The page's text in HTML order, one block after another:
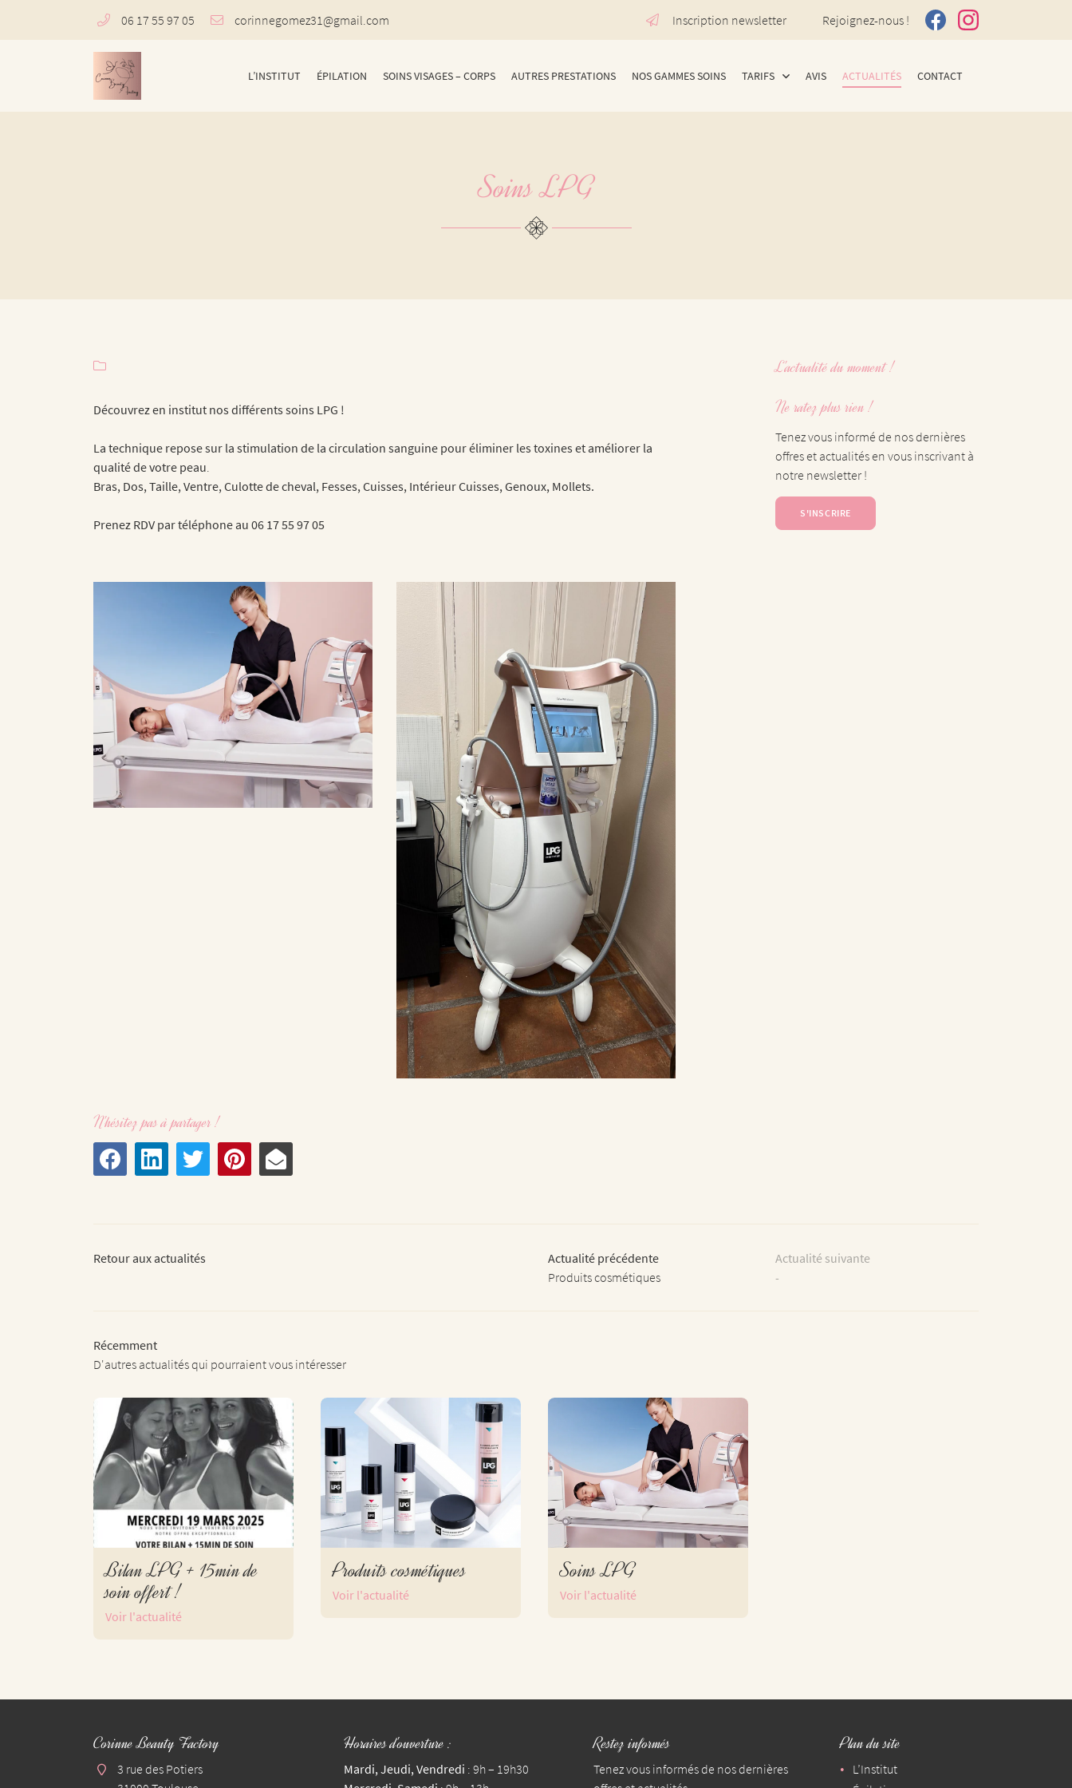
06 17 55 97 05 Inscription newsletter Rejoignez-nous !
L’INSTITUT ÉPILATION SOINS VISAGES – CORPS AUTRES PRESTATIONS NOS GAMMES SOINS TARIFS AVIS ACTUALITÉS CONTACT
31000 Toulouse
06 17 55 97 05
email indiqué ci-dessus. Vous pouvez vous désinscrire à tout moment en utilisant
INSCRIPTION
Soins LPG

Découvrez en institut nos différents soins LPG !
La technique repose sur la stimulation de la circulation sanguine pour éliminer les toxines et améliorer la
qualité de votre peau.
Bras, Dos, Taille, Ventre, Culotte de cheval, Fesses, Cuisses, Intérieur Cuisses, Genoux, Mollets.
Prenez RDV par téléphone au 06 17 55 97 05
N'hésitez pas à partager !
L'actualité du moment !
Ne ratez plus rien !
Tenez vous informé de nos dernières
offres et actualités en vous inscrivant à
notre newsletter !
S'INSCRIRE
Retour aux actualités
Actualité précédente
Produits cosmétiques
Actualité suivante
-
Récemment
D'autres actualités qui pourraient vous intéresser
Bilan LPG + 15min de
soin offert !
Voir l'actualité
Produits cosmétiques
Voir l'actualité
Soins LPG
Voir l'actualité
Corinne Beauty Factory
3 rue des Potiers
Horaires d'ouverture :
Mardi, Jeudi, Vendredi : 9h – 19h30
Restez informés
Tenez vous informés de nos dernières
Plan du site
L’Institut